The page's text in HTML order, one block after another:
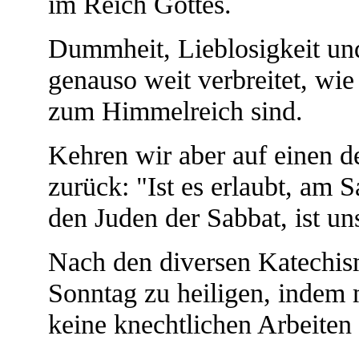
Dummheit, Lieblosigkeit
genauso weit verbreitet,
zum Himmelreich sind.
Kehren wir aber auf einen
zurück: "Ist es erlaubt, am
den Juden der Sabbat, ist
Nach den diversen
Sonntag zu heiligen, indem
keine knechtlichen